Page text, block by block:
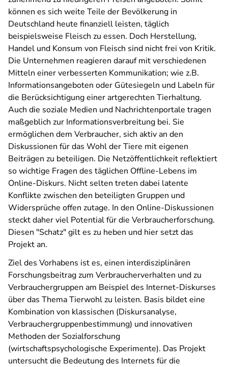
können es sich weite Teile der Bevölkerung in
Deutschland heute finanziell leisten, täglich
beispielsweise Fleisch zu essen. Doch Herstellung,
Handel und Konsum von Fleisch sind nicht frei von Kritik.
Die Unternehmen reagieren darauf mit verschiedenen
Mitteln einer verbesserten Kommunikation; wie z.B.
Informationsangeboten oder Gütesiegeln und Labeln für
die Berücksichtigung einer artgerechten Tierhaltung.
Auch die soziale Medien und Nachrichtenportale tragen
maßgeblich zur Informationsverbreitung bei. Sie
ermöglichen dem Verbraucher, sich aktiv an den
Diskussionen für das Wohl der Tiere mit eigenen
Beiträgen zu beteiligen. Die Netzöffentlichkeit reflektiert
so wichtige Fragen des täglichen Offline-Lebens im
Online-Diskurs. Nicht selten treten dabei latente
Konflikte zwischen den beteiligten Gruppen und
Widersprüche offen zutage. In den Online-Diskussionen
steckt daher viel Potential für die Verbraucherforschung.
Diesen "Schatz" gilt es zu heben und hier setzt das
Projekt an.
Ziel des Vorhabens ist es, einen interdisziplinären
Forschungsbeitrag zum Verbraucherverhalten und zu
Verbrauchergruppen am Beispiel des Internet-Diskurses
über das Thema Tierwohl zu leisten. Basis bildet eine
Kombination von klassischen (Diskursanalyse,
Verbrauchergruppenbestimmung) und innovativen
Methoden der Sozialforschung
(wirtschaftspsychologische Experimente). Das Projekt
untersucht die Bedeutung des Internets für die